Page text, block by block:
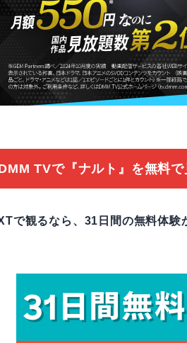
TVで『ナルト』を無料で
で観るなら、31日間の無料体験